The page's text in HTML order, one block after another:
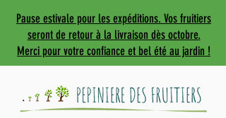
Pause estivale pour les expéditions. Vos fruitiers
seront de retour à la livraison dès octobre.
Merci pour votre confiance et bel été au jardin !